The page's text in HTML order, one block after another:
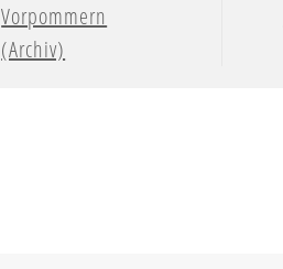
Vorpommern
(Archiv)